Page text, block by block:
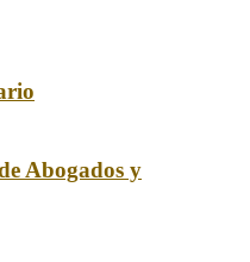
Abogados y